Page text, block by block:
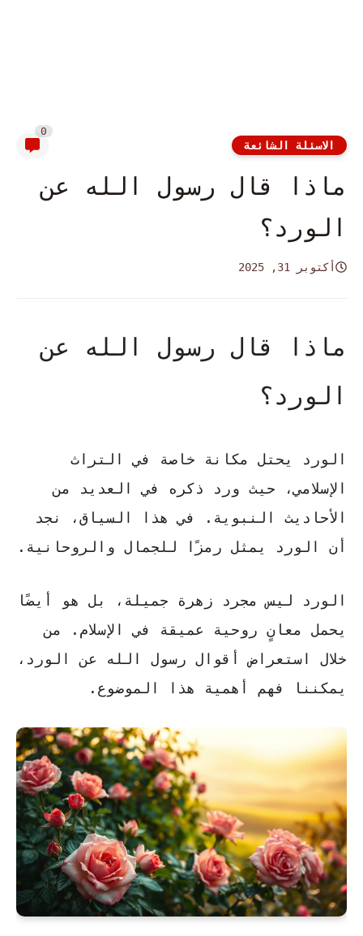
الاسئلة الشائعة
0
ماذا قال رسول الله عن
الورد؟
أكتوبر 31, 2025
ماذا قال رسول الله عن
الورد؟
الورد يحتل مكانة خاصة في التراث
الإسلامي، حيث ورد ذكره في العديد من
الأحاديث النبوية. في هذا السياق، نجد
أن
الورد يمثل رمزًا للجمال والروحانية.
الورد ليس مجرد زهرة جميلة، بل هو أيضًا
يحمل معانٍ روحية عميقة في الإسلام. من
خلال استعراض أقوال رسول الله عن الورد،
يمكننا فهم أهمية هذا الموضوع.